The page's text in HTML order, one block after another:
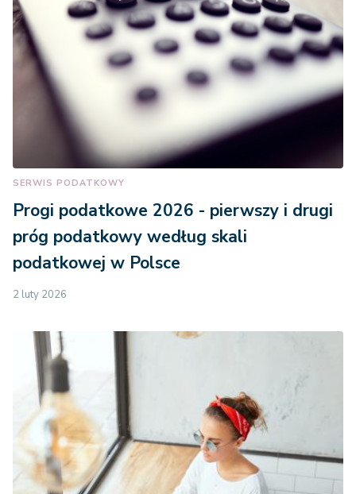
SERWIS PODATKOWY
Progi podatkowe 2026 - pierwszy i drugi
próg podatkowy według skali
podatkowej w Polsce
2 luty 2026